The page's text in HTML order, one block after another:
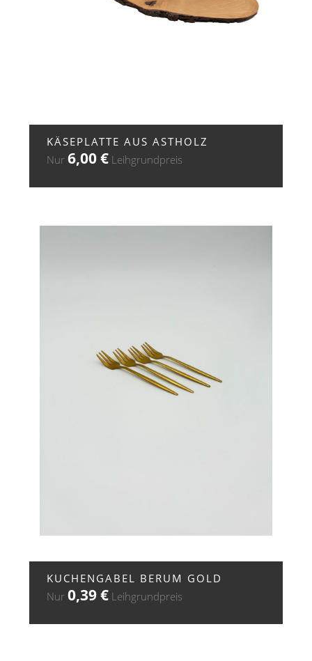
KÄSEPLATTE AUS ASTHOLZ
Nur6,00€ Leihgrundpreis
KUCHENGABEL BERUM GOLD
Nur0,39€ Leihgrundpreis